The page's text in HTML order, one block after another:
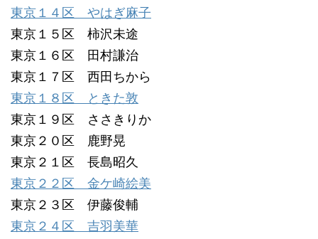
東京１４区 やはぎ麻子
東京１５区 柿沢未途
東京１６区 田村謙治
東京１７区 西田ちから
東京１８区 ときた敦
東京１９区 ささきりか
東京２０区 鹿野晃
東京２１区 長島昭久
東京２２区 金ケ崎絵美
東京２３区 伊藤俊輔
東京２４区 吉羽美華